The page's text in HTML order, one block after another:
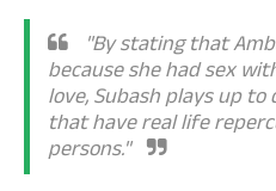
"By stating that
because she had sex
love, Subash plays up
that have real life
persons."